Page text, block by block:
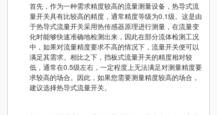
首先，作为一种需求精度较高的流量测量设备，热导式流
量开关具有比较高的精度，通常精度等级为0.1级。这是由
于热导式流量开关采用热传感器原理进行测量，在流量变
化时能够快速准确地检测出来，因此在部分流体检测工况
中，如果对流量精度要求不高的情况下，流量开关便可以
满足其需求。相比之下，挡板式流量开关的精度相对较
低，通常在0.5级左右，一定程度上无法满足对测量精度要
求较高的场合。因此，如果您需要测量精度较高的场合，
建议选择热导式流量开关。